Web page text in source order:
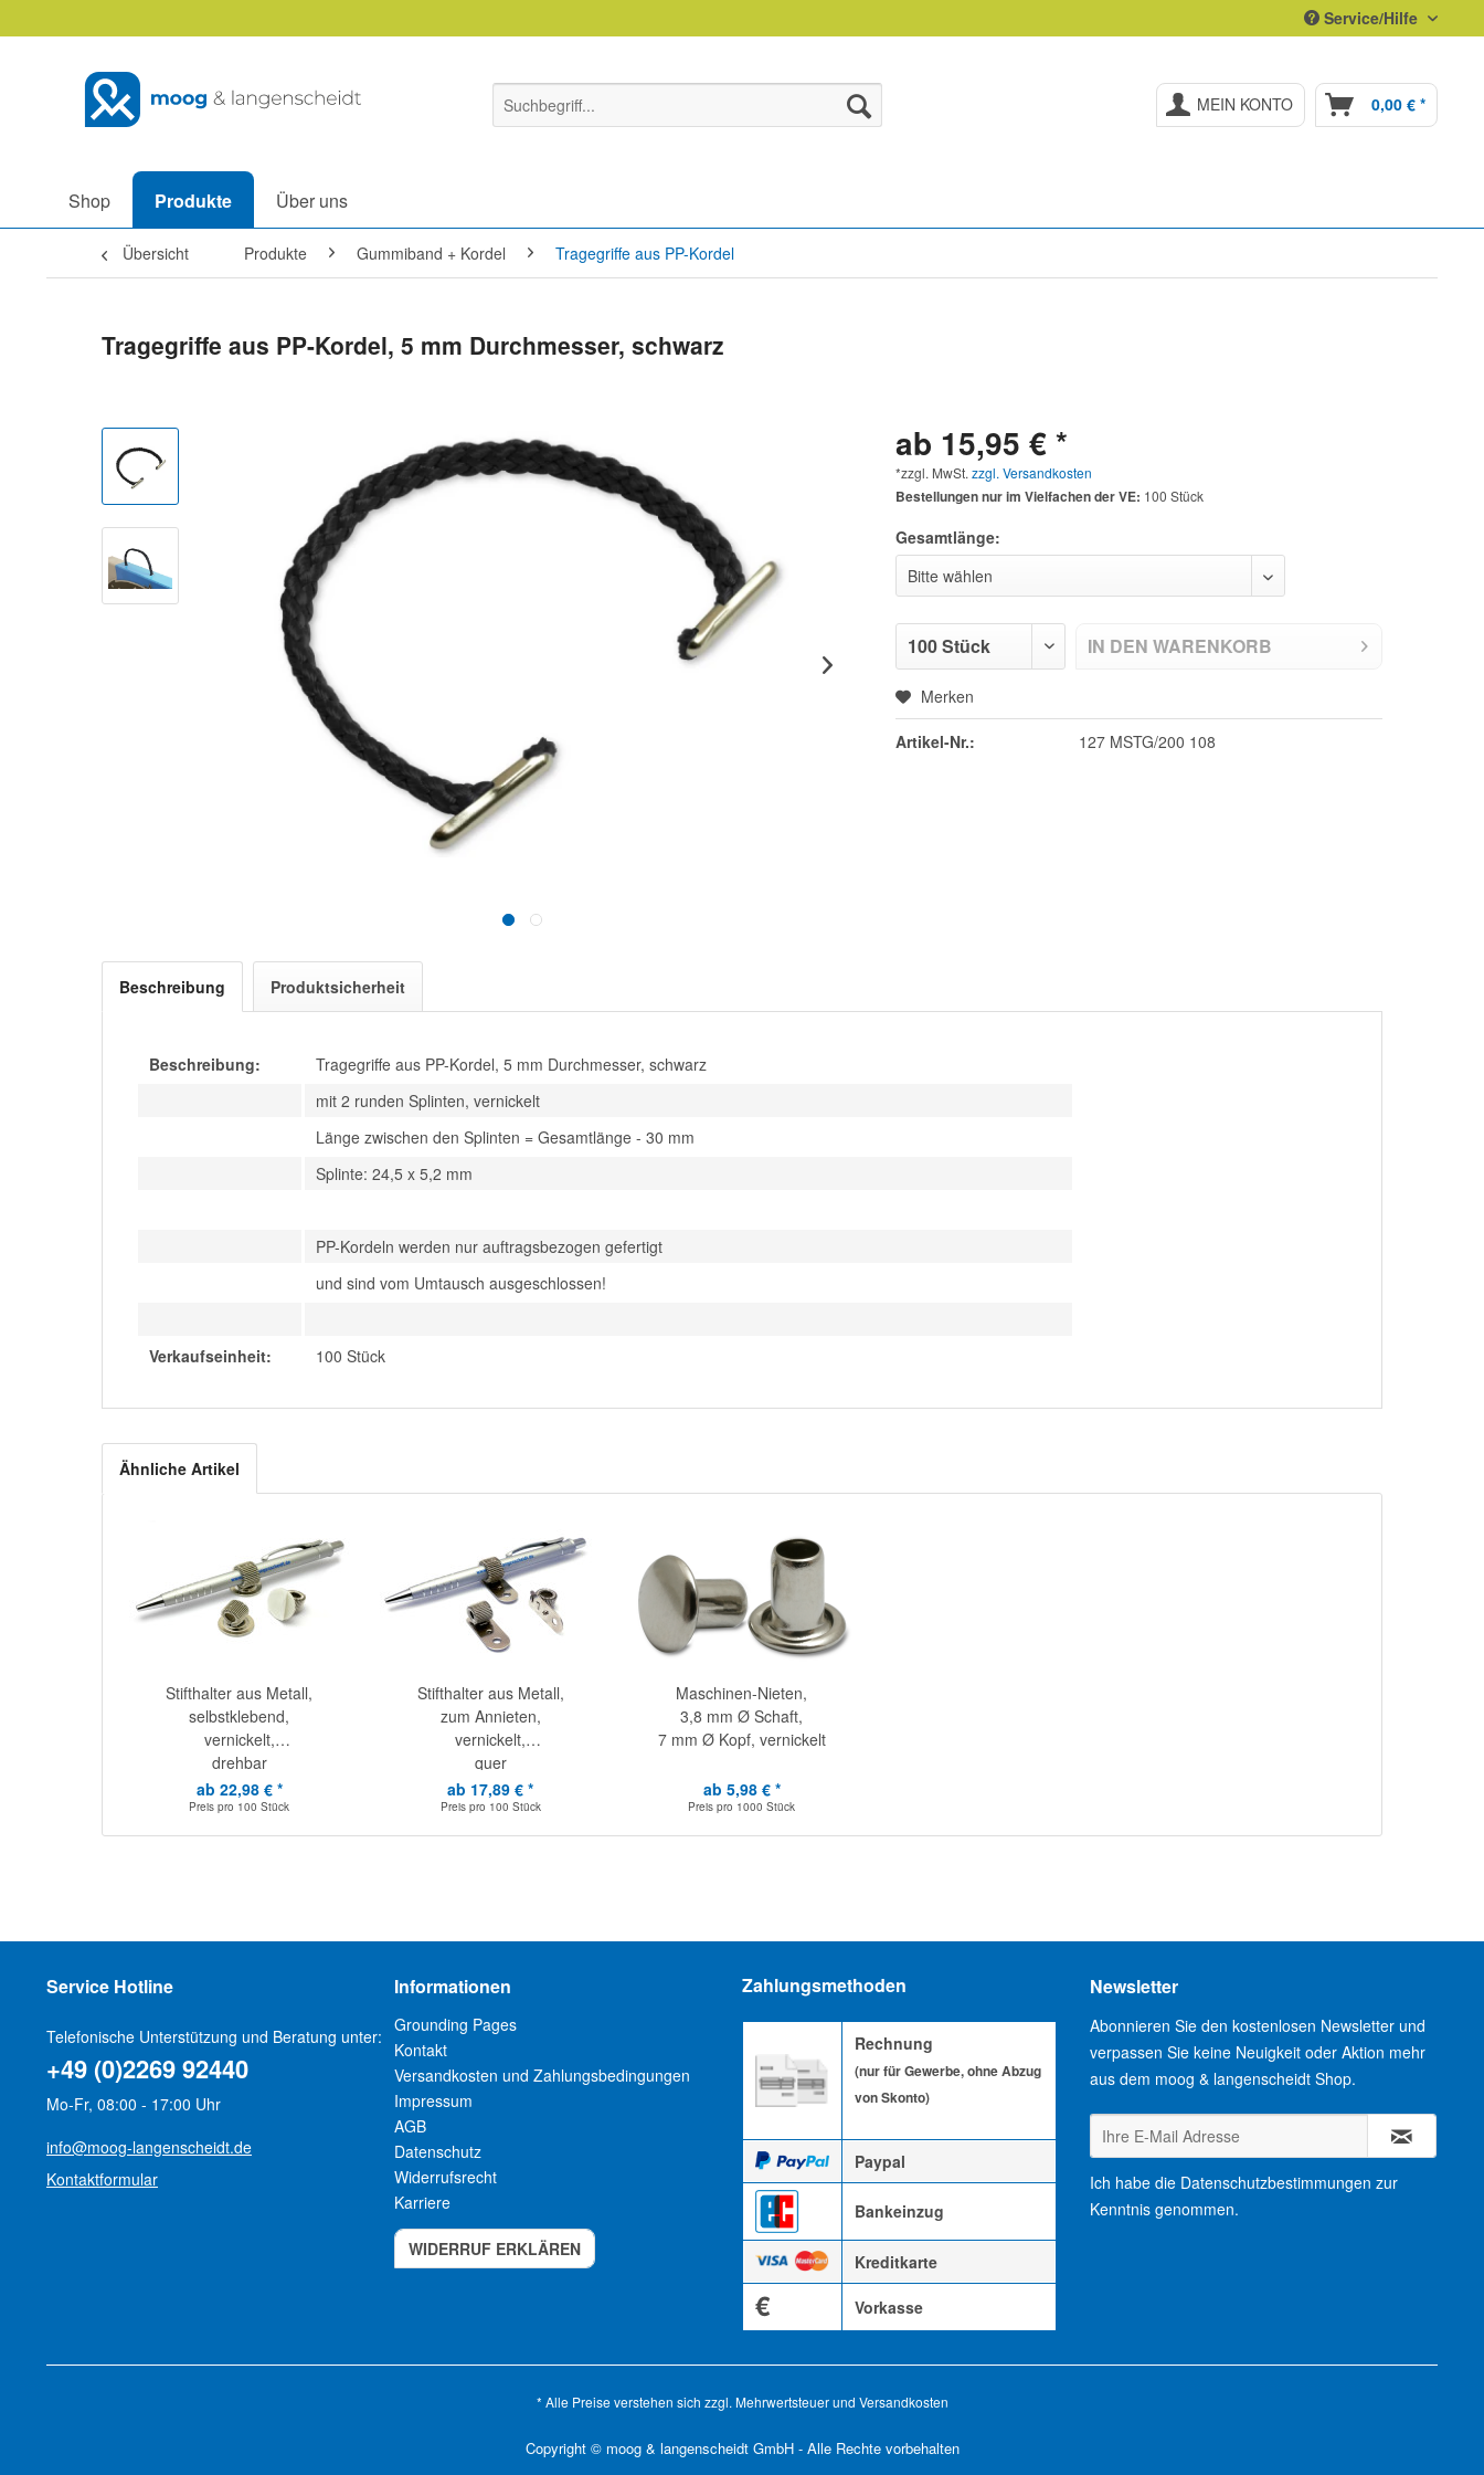
Service/Hilfe
MEIN KONTO 0,00 € *
Shop Produkte Über uns
Übersicht Produkte Gummiband + Kordel Tragegriffe aus PP-Kordel
Tragegriffe aus PP-Kordel, 5 mm Durchmesser, schwarz
ab 15,95 € *
*zzgl. MwSt.zzgl. Versandkosten
Bestellungen nur im Vielfachen der VE: 100 Stück
Gesamtlänge:
IN DEN WARENKORB
Merken
Artikel-Nr.: 127 MSTG/200 108
Beschreibung Produktsicherheit
Beschreibung:
Tragegriffe aus PP-Kordel, 5 mm Durchmesser, schwarz
mit 2 runden Splinten, vernickelt
Länge zwischen den Splinten = Gesamtlänge - 30 mm
Splinte: 24,5 x 5,2 mm
PP-Kordeln werden nur auftragsbezogen gefertigt
und sind vom Umtausch ausgeschlossen!
Verkaufseinheit: 100 Stück
Ähnliche Artikel
Stifthalter aus Metall,
selbstklebend,
vernickelt,
drehbar
ab 22,98 € *
Preis pro 100 Stück
Stifthalter aus Metall,
zum Annieten,
vernickelt,
quer
ab 17,89 € *
Preis pro 100 Stück
Maschinen-Nieten,
3,8 mm Ø Schaft,
7 mm Ø Kopf, vernickelt
ab 5,98 € *
Preis pro 1000 Stück
Service Hotline
Telefonische Unterstützung und Beratung unter:
+49 (0)2269 92440
Mo-Fr, 08:00 - 17:00 Uhr
info@moog-langenscheidt.de
Kontaktformular
Informationen
Grounding Pages
Kontakt
Versandkosten und Zahlungsbedingungen
Impressum
AGB
Datenschutz
Widerrufsrecht
Karriere
WIDERRUF ERKLÄREN
Zahlungsmethoden
Rechnung
(nur für Gewerbe, ohne Abzug
von Skonto)
Paypal
Bankeinzug
Kreditkarte
€ Vorkasse
Newsletter
Abonnieren Sie den kostenlosen Newsletter und
verpassen Sie keine Neuigkeit oder Aktion mehr
aus dem moog & langenscheidt Shop.
Ich habe die Datenschutzbestimmungen zur
Kenntnis genommen.
* Alle Preise verstehen sich zzgl. Mehrwertsteuer und Versandkosten
Copyright © moog & langenscheidt GmbH - Alle Rechte vorbehalten